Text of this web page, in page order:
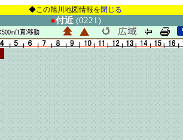
◆この旭川地図情報を閉じる
●付近(0221)